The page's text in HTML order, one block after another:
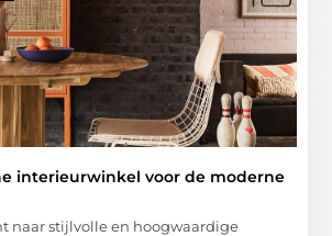
interieurwinkel voor de moderne
naar stijlvolle en hoogwaardige